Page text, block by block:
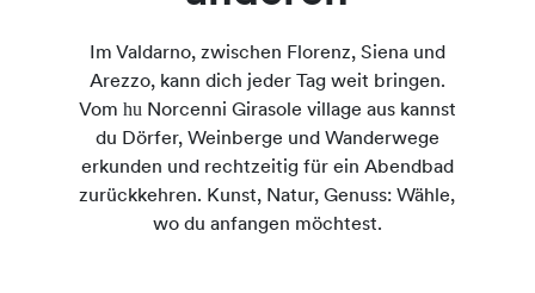
Im Valdarno, zwischen Florenz, Siena und
Arezzo, kann dich jeder Tag weit bringen.
Vom huNorcenni Girasole village aus kannst
du Dörfer, Weinberge und Wanderwege
erkunden und rechtzeitig für ein Abendbad
zurückkehren. Kunst, Natur, Genuss: Wähle,
wo du anfangen möchtest.